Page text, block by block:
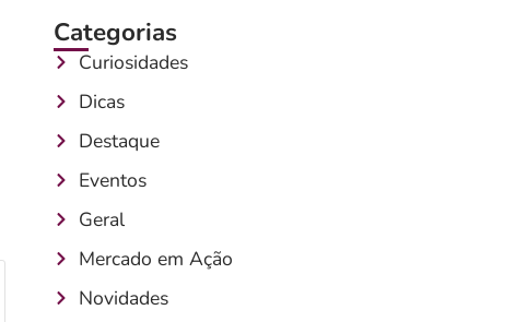
Categorias
Curiosidades
Dicas
Destaque
Eventos
Geral
Mercado em Ação
Novidades